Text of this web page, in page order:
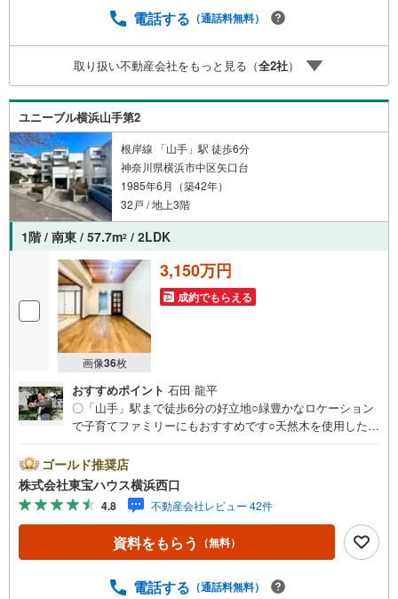
問い合わせも常時受け付けております！お気軽にお問い合
電話する （通話料無料）
取り扱い不動産会社をもっと見る（全2社）
ユニーブル横浜山手第2
根岸線 「山手」駅 徒歩6分
神奈川県横浜市中区矢口台
1985年6月（築42年）
32戸 / 地上3階
1階 / 南東 / 57.7m2 / 2LDK
画像36枚
3,150万円
成約でもらえる
おすすめポイント 石田 龍平
〇「山手」駅まで徒歩6分の好立地○緑豊かなロケーション
で子育てファミリーにもおすすめです○天然木を使用した室
不動産キャンペーン対象店舗ーーーー当店で物件を成約す
るとPayPayボーナスライトがもらえる「Yahoo！ 不動産
物件ご成約キャンペーン」の対象になります。「資料をも
らう」「見学予約をする」ボタンからお問い合わせくださ
い。※必ずYahoo！ JAPAN IDでログインしてください。※P
ayPayボーナスライトは出金と譲渡はできません。有効期
ーーーーーーーーーーーー紹介金融機関/都市銀行利率/年利
ゴールド推奨店
株式会社東宝ハウス横浜西口
4.8 不動産会社レビュー 42件
資料をもらう （無料）
電話する （通話料無料）